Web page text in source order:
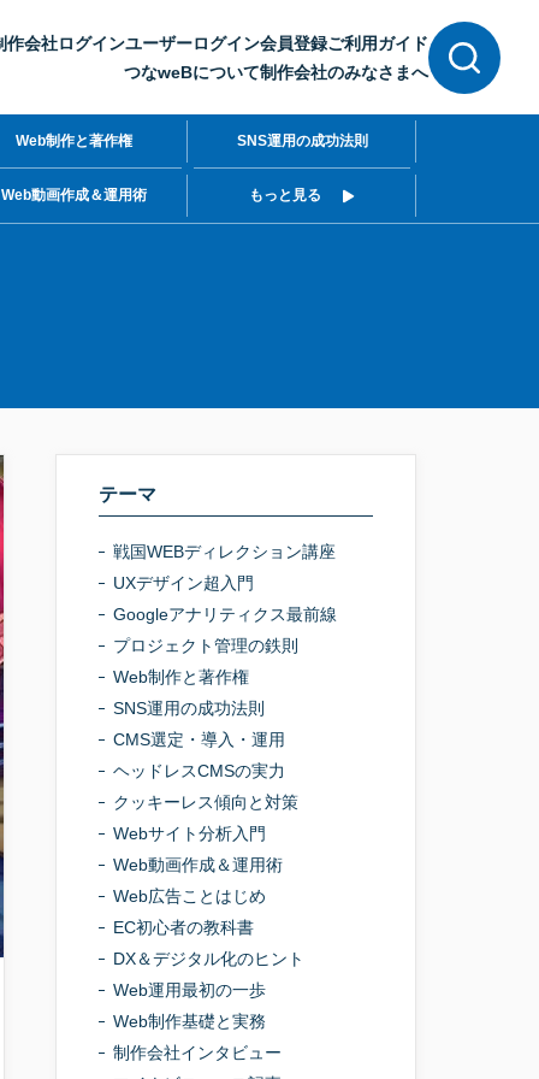
作会社ログインユーザーログイン会員登録ご利用ガイド
つなweBについて制作会社のみなさまへ
Web制作と著作権 SNS運用の成功法則
Web動画作成＆運用術 もっと見る
テーマ
戦国WEBディレクション講座
UXデザイン超入門
Googleアナリティクス最前線
プロジェクト管理の鉄則
Web制作と著作権
SNS運用の成功法則
CMS選定・導入・運用
ヘッドレスCMSの実力
クッキーレス傾向と対策
Webサイト分析入門
Web動画作成＆運用術
Web広告ことはじめ
EC初心者の教科書
DX＆デジタル化のヒント
Web運用最初の一歩
Web制作基礎と実務
制作会社インタビュー